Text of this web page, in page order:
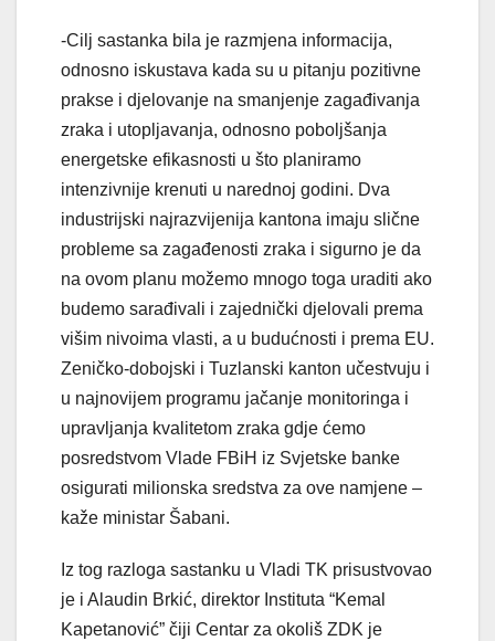
-Cilj sastanka bila je razmjena informacija,
odnosno iskustava kada su u pitanju pozitivne
prakse i djelovanje na smanjenje zagađivanja
zraka i utopljavanja, odnosno poboljšanja
energetske efikasnosti u što planiramo
intenzivnije krenuti u narednoj godini. Dva
industrijski najrazvijenija kantona imaju slične
probleme sa zagađenosti zraka i sigurno je da
na ovom planu možemo mnogo toga uraditi ako
budemo sarađivali i zajednički djelovali prema
višim nivoima vlasti, a u budućnosti i prema EU.
Zeničko-dobojski i Tuzlanski kanton učestvuju i
u najnovijem programu jačanje monitoringa i
upravljanja kvalitetom zraka gdje ćemo
posredstvom Vlade FBiH iz Svjetske banke
osigurati milionska sredstva za ove namjene –
kaže ministar Šabani.
Iz tog razloga sastanku u Vladi TK prisustvovao
je i Alaudin Brkić, direktor Instituta “Kemal
Kapetanović” čiji Centar za okoliš ZDK je